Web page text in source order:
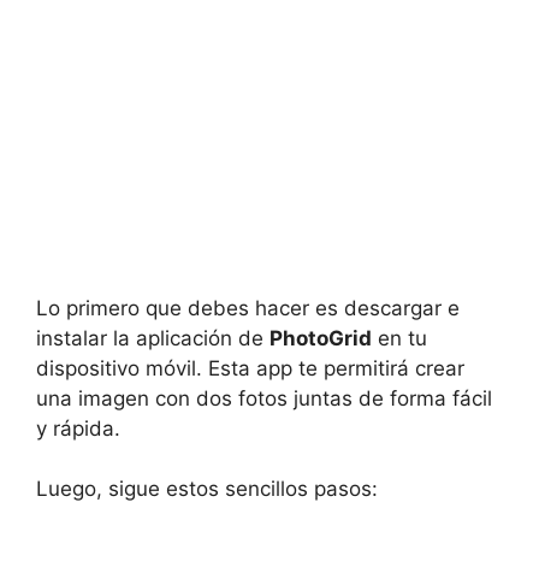
Lo primero que debes hacer es descargar e
instalar la aplicación de PhotoGrid en tu
dispositivo móvil. Esta app te permitirá crear
una imagen con dos fotos juntas de forma fácil
y rápida.
Luego, sigue estos sencillos pasos: